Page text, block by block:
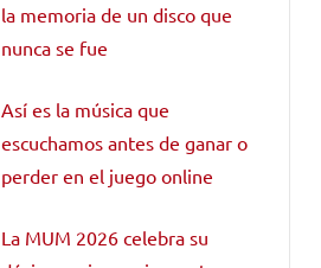
la memoria de un disco que
nunca se fue
Así es la música que
escuchamos antes de ganar o
perder en el juego online
La MUM 2026 celebra su